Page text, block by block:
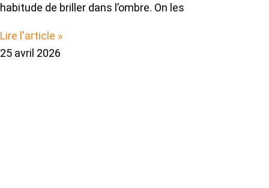
habitude de briller dans l’ombre. On les
Lire l'article »
25 avril 2026